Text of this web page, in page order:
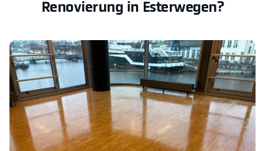
Renovierung in Esterwegen?